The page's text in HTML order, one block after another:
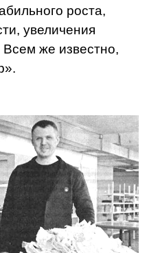
роста,
увеличения
Всем же известно,